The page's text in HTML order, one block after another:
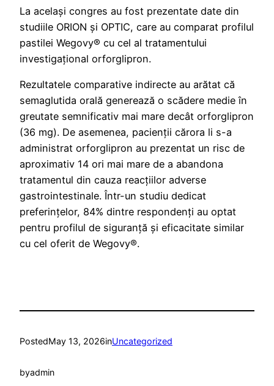
La același congres au fost prezentate date din
studiile ORION și OPTIC, care au comparat profilul
pastilei Wegovy® cu cel al tratamentului
investigațional orforglipron.
Rezultatele comparative indirecte au arătat că
semaglutida orală generează o scădere medie în
greutate semnificativ mai mare decât orforglipron
(36 mg). De asemenea, pacienții cărora li s-a
administrat orforglipron au prezentat un risc de
aproximativ 14 ori mai mare de a abandona
tratamentul din cauza reacțiilor adverse
gastrointestinale. Într-un studiu dedicat
preferințelor, 84% dintre respondenți au optat
pentru profilul de siguranță și eficacitate similar
cu cel oferit de Wegovy®.
PostedMay 13, 2026inUncategorized
byadmin